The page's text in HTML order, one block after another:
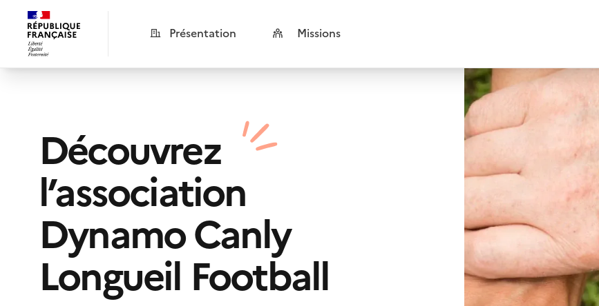
Présentation Missions
Découvrez
l’association
Dynamo Canly
Longueil Football